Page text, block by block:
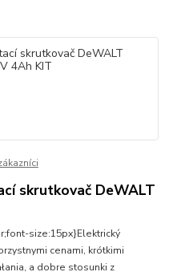
skrutkovač DeWALT
size:15px}Elektrický
cenami, krótkimi
a dobre stosunki z